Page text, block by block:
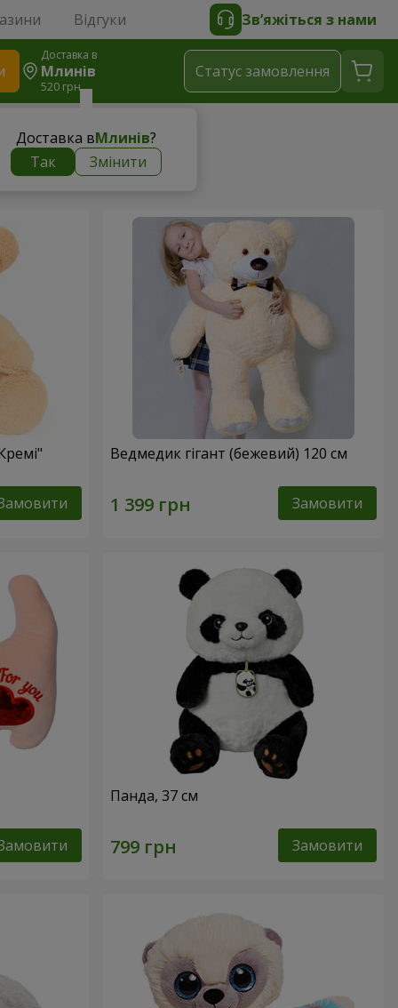
Відгуки Зв’яжіться з нами
Доставка в
Млинів
520 грн
Доставка вМлинів?
Так
Змінити
Статус замовлення
Ведмедик гігант (бежевий) 120 см
Замовити
Панда, 37 см
Замовити